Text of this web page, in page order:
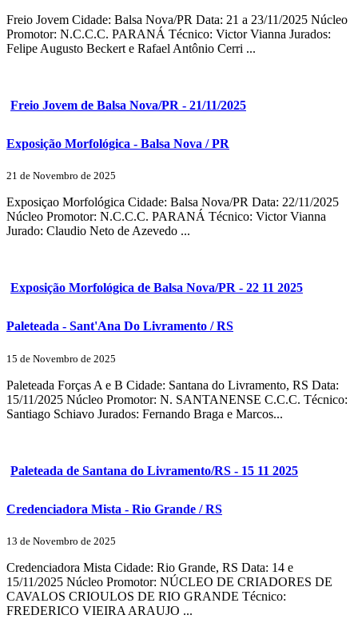
Freio Jovem Cidade: Balsa Nova/PR Data: 21 a 23/11/2025 Núcleo
Promotor: N.C.C.C. PARANÁ Técnico: Victor Vianna Jurados:
Felipe Augusto Beckert e Rafael Antônio Cerri ...
Freio Jovem de Balsa Nova/PR - 21/11/2025
Exposição Morfológica - Balsa Nova / PR
21 de Novembro de 2025
Exposiçao Morfológica Cidade: Balsa Nova/PR Data: 22/11/2025
Núcleo Promotor: N.C.C.C. PARANÁ Técnico: Victor Vianna
Jurado: Claudio Neto de Azevedo ...
Exposição Morfológica de Balsa Nova/PR - 22 11 2025
Paleteada - Sant'Ana Do Livramento / RS
15 de Novembro de 2025
Paleteada Forças A e B Cidade: Santana do Livramento, RS Data:
15/11/2025 Núcleo Promotor: N. SANTANENSE C.C.C. Técnico:
Santiago Schiavo Jurados: Fernando Braga e Marcos...
Paleteada de Santana do Livramento/RS - 15 11 2025
Credenciadora Mista - Rio Grande / RS
13 de Novembro de 2025
Credenciadora Mista Cidade: Rio Grande, RS Data: 14 e
15/11/2025 Núcleo Promotor: NÚCLEO DE CRIADORES DE
CAVALOS CRIOULOS DE RIO GRANDE Técnico:
FREDERICO VIEIRA ARAUJO ...